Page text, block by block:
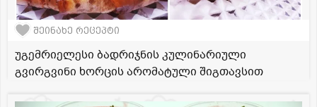
შეინახე რეცეპტი
უგემრიელესი ბადრიჯნის კულინარიული
გვირგვინი ხორცის არომატული შიგთავსით